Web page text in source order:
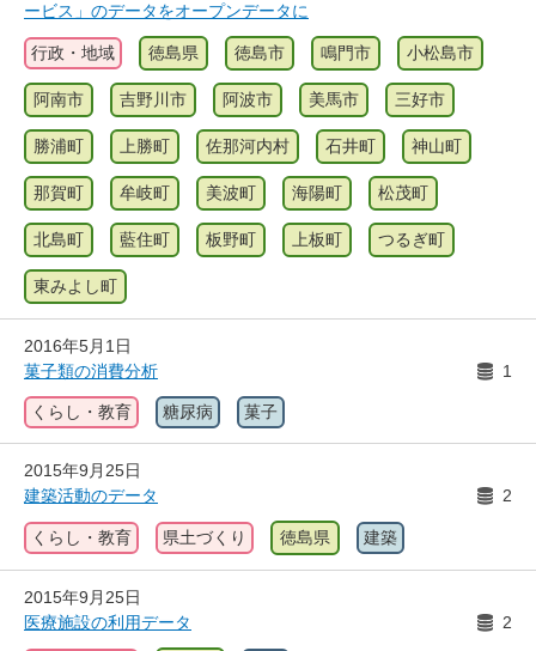
ービス」のデータをオープンデータに
行政・地域 徳島県 徳島市 鳴門市 小松島市
阿南市 吉野川市 阿波市 美馬市 三好市
勝浦町 上勝町 佐那河内村 石井町 神山町
那賀町 牟岐町 美波町 海陽町 松茂町
北島町 藍住町 板野町 上板町 つるぎ町
東みよし町
2016年5月1日
菓子類の消費分析
1
くらし・教育 糖尿病 菓子
2015年9月25日
建築活動のデータ
2
くらし・教育 県土づくり 徳島県 建築
2015年9月25日
医療施設の利用データ
2